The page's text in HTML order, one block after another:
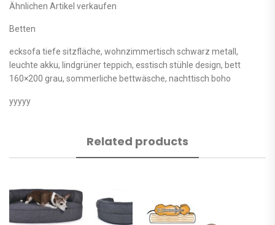
Ähnlichen Artikel verkaufen
Betten
ecksofa tiefe sitzfläche, wohnzimmertisch schwarz metall,
leuchte akku, lindgrüner teppich, esstisch stühle design, bett
160×200 grau, sommerliche bettwäsche, nachttisch boho
yyyyy
Related products